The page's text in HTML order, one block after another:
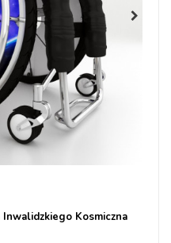
Inwalidzkiego Kosmiczna